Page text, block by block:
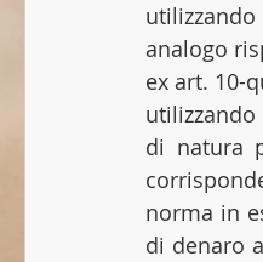
analogo
ex art. 10-
di natura
norma in
di denaro